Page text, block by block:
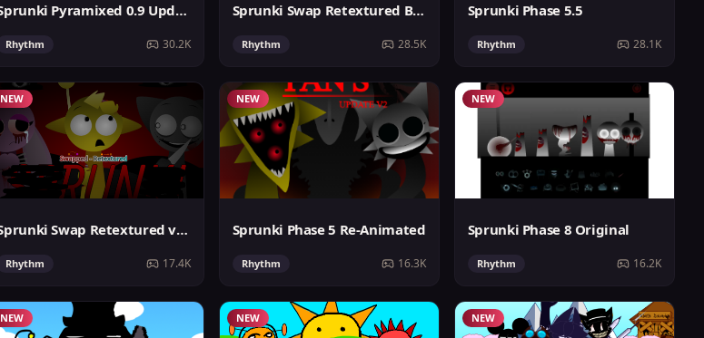
Sprunki Pyramixed 0.9 Update
Rhythm 30.2K
Sprunki Swap Retextured But Better
Rhythm 28.5K
Sprunki Phase 5.5
Rhythm 28.1K
NEW
Sprunki Swap Retextured v1.7
Rhythm 17.4K
NEW
Sprunki Phase 5 Re-Animated
Rhythm 16.3K
NEW
Sprunki Phase 8 Original
Rhythm 16.2K
NEW NEW NEW